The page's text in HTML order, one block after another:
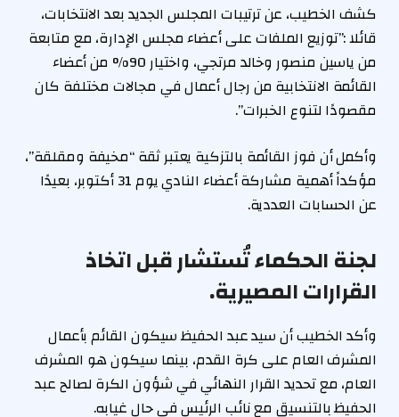
كشف الخطيب، عن ترتيبات المجلس الجديد بعد الانتخابات،
قائلا :”توزيع الملفات على أعضاء مجلس الإدارة، مع متابعة
من ياسين منصور وخالد مرتجي، واختيار 90% من أعضاء
القائمة الانتخابية من رجال أعمال في مجالات مختلفة كان
مقصودًا لتنوع الخبرات”.
وأكمل أن فوز القائمة بالتزكية يعتبر ثقة “مخيفة ومقلقة”،
مؤكداً أهمية مشاركة أعضاء النادي يوم 31 أكتوبر، بعيدًا
عن الحسابات العددية.
لجنة الحكماء تُستشار قبل اتخاذ
القرارات المصيرية.
وأكد الخطيب أن سيد عبد الحفيظ سيكون القائم بأعمال
المشرف العام على كرة القدم، بينما سيكون هو المشرف
العام، مع تحديد القرار النهائي في شؤون الكرة لصالح عبد
الحفيظ بالتنسيق مع نائب الرئيس في حال غيابه.